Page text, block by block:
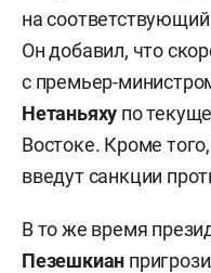
на
Он добавил, что
с премьер-
Нетаньяху по
Востоке. Кроме
введут санкции
В то же время
Пезешкиан